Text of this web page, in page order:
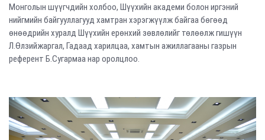
Монголын шүүгчдийн холбоо, Шүүхийн академи болон иргэний
нийгмийн байгууллагууд хамтран хэрэгжүүлж байгаа бөгөөд
өнөөдрийн хуралд Шүүхийн ерөнхий зөвлөлийг төлөөлж гишүүн
Л.Өлзийжаргал, Гадаад харилцаа, хамтын ажиллагааны газрын
референт Б.Сугармаа нар оролцлоо.